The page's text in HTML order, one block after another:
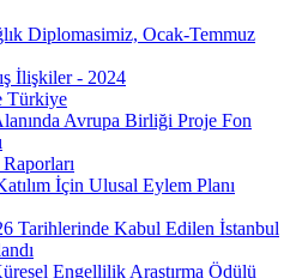
Diplomasimiz, Ocak-Temmuz
İlişkiler - 2024
Türkiye
Avrupa Birliği Proje Fon
İçin Ulusal Eylem Planı
Tarihlerinde Kabul Edilen İstanbul
Engellilik Araştırma Ödülü